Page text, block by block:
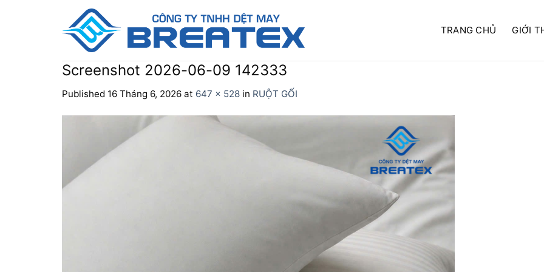
TRANG CHỦ GIỚI
Screenshot 2026-06-09 142333
Published 16 Tháng 6, 2026 at 647 × 528 in RUỘT GỐI